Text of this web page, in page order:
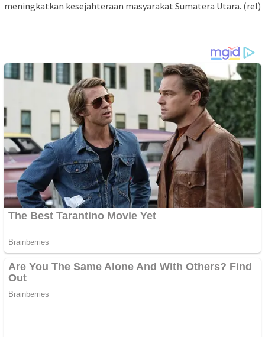
meningkatkan kesejahteraan masyarakat Sumatera Utara. (rel)